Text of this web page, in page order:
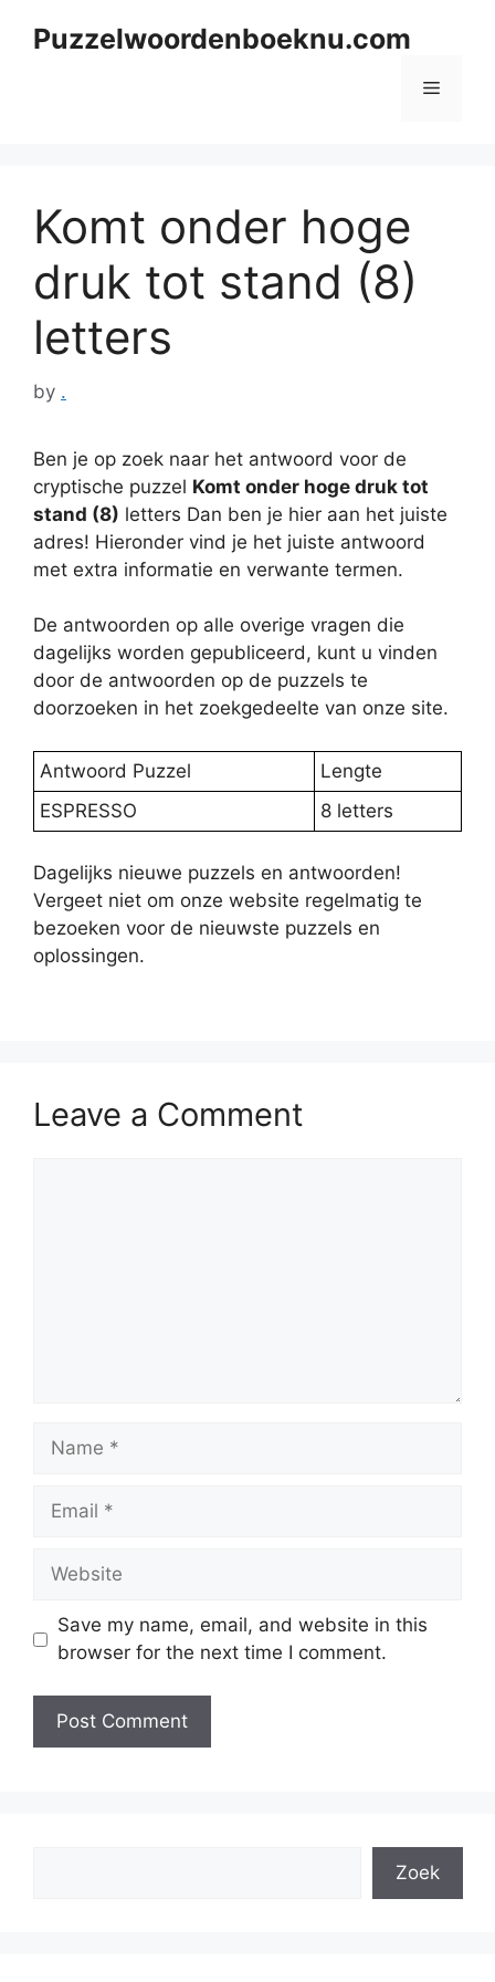
Puzzelwoordenboeknu.com
Menu
Komt onder hoge
druk tot stand (8)
letters
by .
Ben je op zoek naar het antwoord voor de
cryptische puzzel Komt onder hoge druk tot
stand (8) letters Dan ben je hier aan het juiste
adres! Hieronder vind je het juiste antwoord
met extra informatie en verwante termen.
De antwoorden op alle overige vragen die
dagelijks worden gepubliceerd, kunt u vinden
door de antwoorden op de puzzels te
doorzoeken in het zoekgedeelte van onze site.
Antwoord Puzzel
Lengte
ESPRESSO
8 letters
Dagelijks nieuwe puzzels en antwoorden!
Vergeet niet om onze website regelmatig te
bezoeken voor de nieuwste puzzels en
oplossingen.
Leave a Comment
Name
Email
Website
Save my name, email, and website in this
browser for the next time I comment.
Zoek